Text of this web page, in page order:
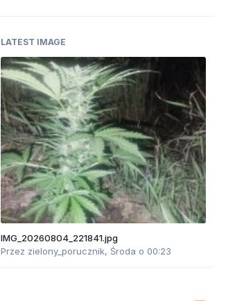
LATEST IMAGE
IMG_20260804_221841.jpg
Przez zielony_porucznik, Środa o 00:23